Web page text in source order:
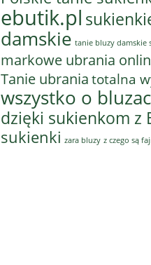
ebutik.pl
damskie tanie bluzy damskie
markowe ubrania
Tanie ubrania totalna
wszystko o
dzięki sukienkom z
sukienki zara bluzy z czego są